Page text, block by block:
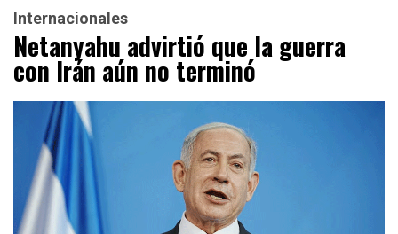
Internacionales
Netanyahu advirtió que la guerra
con Irán aún no terminó